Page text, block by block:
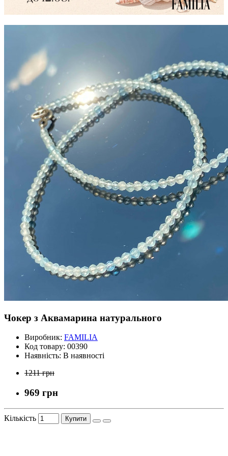
Чокер з Аквамарина натурального
Виробник: FAMILIA
Код товару: 00390
Наявність: В наявності
1211 грн
969 грн
Кількість Купити